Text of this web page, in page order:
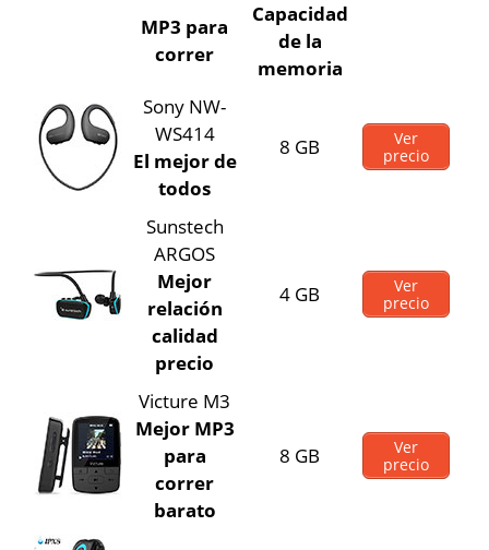
MP3 para
correr
Capacidad
de la
memoria
Sony NW-
WS414
El mejor de
todos
8 GB
Ver
precio
Sunstech
ARGOS
Mejor
relación
calidad
precio
4 GB
Ver
precio
Victure M3
Mejor MP3
para
correr
barato
8 GB
Ver
precio